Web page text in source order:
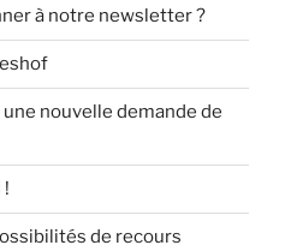
à notre newsletter ?
nouvelle demande de
de recours